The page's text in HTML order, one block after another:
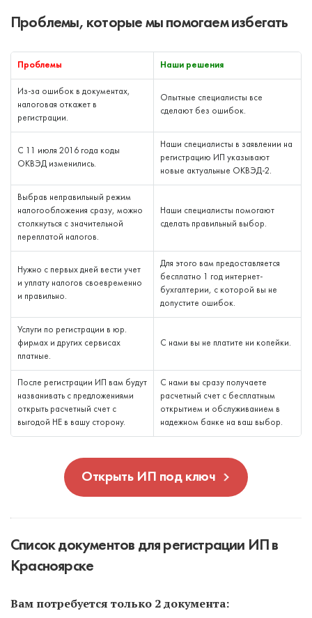
Проблемы, которые мы помогаем избегать
Проблемы Наши решения
Из-за ошибок в документах,
налоговая откажет в
регистрации.
Опытные специалисты все
сделают без ошибок.
С 11 июля 2016 года коды
ОКВЭД изменились.
Наши специалисты в заявлении на
регистрацию ИП указывают
новые актуальные ОКВЭД-2.
Выбрав неправильный режим
налогообложения сразу, можно
столкнуться с значительной
переплатой налогов.
Наши специалисты помогают
сделать правильный выбор.
Нужно с первых дней вести учет
и уплату налогов своевременно
и правильно.
Для этого вам предоставляется
бесплатно 1 год интернет-
бухгалтерии, с которой вы не
допустите ошибок.
Услуги по регистрации в юр.
фирмах и других сервисах
платные.
С нами вы не платите ни копейки.
После регистрации ИП вам будут
названивать с предложениями
открыть расчетный счет с
выгодой НЕ в вашу сторону.
С нами вы сразу получаете
расчетный счет с бесплатным
открытием и обслуживанием в
надежном банке на ваш выбор.
Открыть ИП под ключ
Список документов для регистрации ИП в
Красноярске
Вам потребуется только 2 документа: